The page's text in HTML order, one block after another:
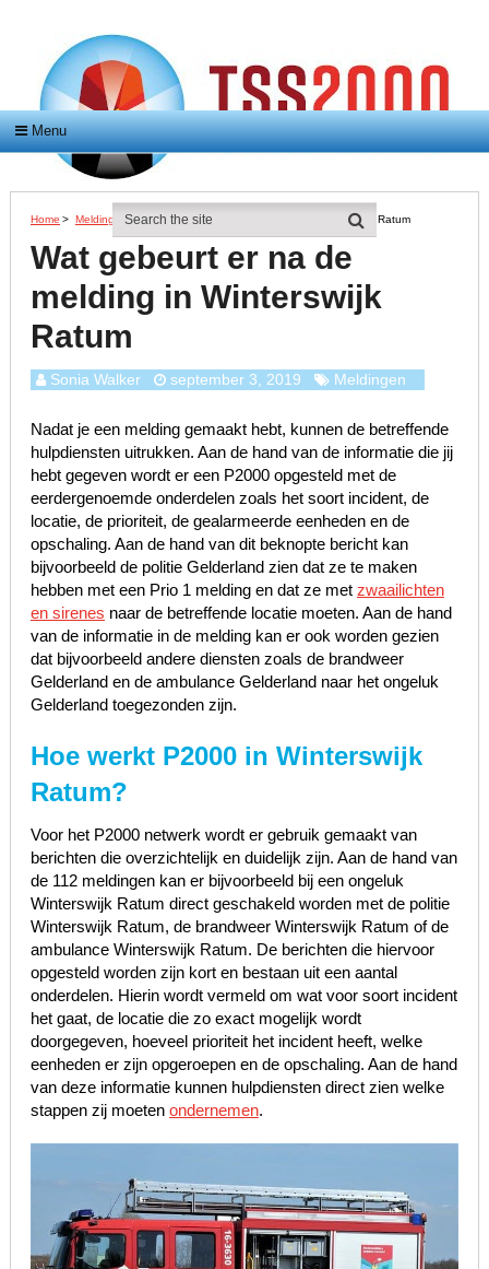
Menu
Home > Meldingen > Wat Gebeurt Er Na De Melding In Winterswijk Ratum
Wat gebeurt er na de
melding in Winterswijk
Ratum
Sonia Walker september 3, 2019 Meldingen
Nadat je een melding gemaakt hebt, kunnen de betreffende
hulpdiensten uitrukken. Aan de hand van de informatie die jij
hebt gegeven wordt er een P2000 opgesteld met de
eerdergenoemde onderdelen zoals het soort incident, de
locatie, de prioriteit, de gealarmeerde eenheden en de
opschaling. Aan de hand van dit beknopte bericht kan
bijvoorbeeld de politie Gelderland zien dat ze te maken
hebben met een Prio 1 melding en dat ze met zwaailichten
en sirenes naar de betreffende locatie moeten. Aan de hand
van de informatie in de melding kan er ook worden gezien
dat bijvoorbeeld andere diensten zoals de brandweer
Gelderland en de ambulance Gelderland naar het ongeluk
Gelderland toegezonden zijn.
Hoe werkt P2000 in Winterswijk
Ratum?
Voor het P2000 netwerk wordt er gebruik gemaakt van
berichten die overzichtelijk en duidelijk zijn. Aan de hand van
de 112 meldingen kan er bijvoorbeeld bij een ongeluk
Winterswijk Ratum direct geschakeld worden met de politie
Winterswijk Ratum, de brandweer Winterswijk Ratum of de
ambulance Winterswijk Ratum. De berichten die hiervoor
opgesteld worden zijn kort en bestaan uit een aantal
onderdelen. Hierin wordt vermeld om wat voor soort incident
het gaat, de locatie die zo exact mogelijk wordt
doorgegeven, hoeveel prioriteit het incident heeft, welke
eenheden er zijn opgeroepen en de opschaling. Aan de hand
van deze informatie kunnen hulpdiensten direct zien welke
stappen zij moeten ondernemen.